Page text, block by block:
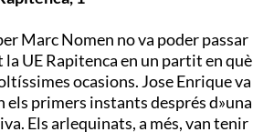
Marc Nomen no va poder passar
UE Rapitenca en un partit en què
ocasions. Jose Enrique va
els primers instants després d»una
Els arlequinats, a més, van tenir